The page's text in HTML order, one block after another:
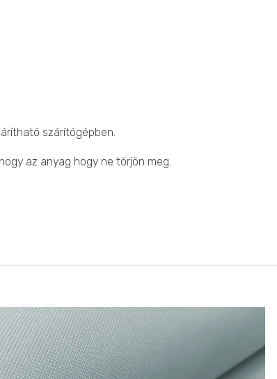
szárítógépben.
az anyag hogy ne törjön meg.